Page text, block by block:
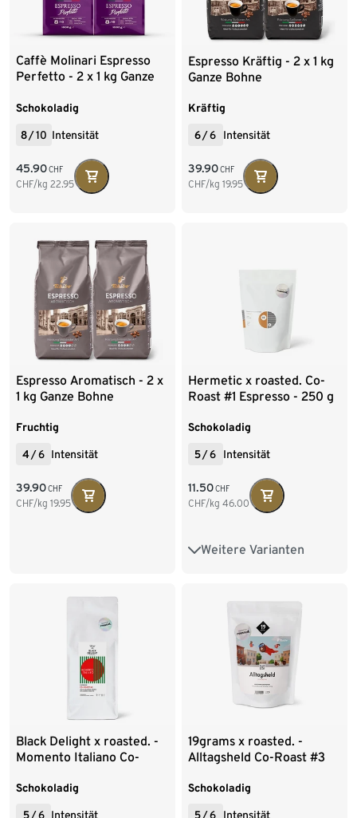
Caffè Molinari Espresso
Perfetto - 2 x 1 kg Ganze
Schokoladig
8/10 Intensität
45.90CHF
CHF/kg 22.95
Espresso Kräftig - 2 x 1 kg
Ganze Bohne
Kräftig
6/6 Intensität
39.90CHF
CHF/kg 19.95
Espresso Aromatisch - 2 x
1 kg Ganze Bohne
Fruchtig
4/6 Intensität
39.90CHF
CHF/kg 19.95
Hermetic x roasted. Co-
Roast #1 Espresso - 250 g
Schokoladig
5/6 Intensität
11.50CHF
CHF/kg 46.00
Weitere Varianten
250 g Ganze Bohne
Black Delight x roasted. -
Momento Italiano Co-
Ganze Bohne
Schokoladig
5 /6 Intensität
19grams x roasted. -
Alltagsheld Co-Roast #3
Bohne
Schokoladig
5/6 Intensität